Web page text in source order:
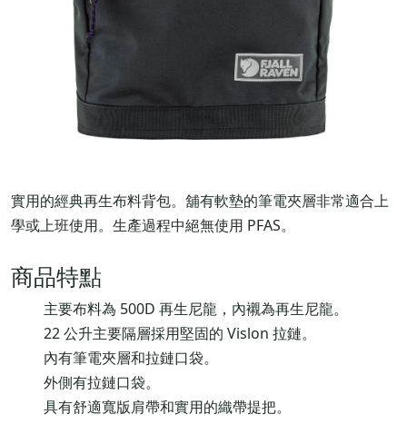
實用的經典再生布料背包。舖有軟墊的筆電夾層非常適合上
學或上班使用。生產過程中絕無使用 PFAS。
商品特點
主要布料為 500D 再生尼龍，內襯為再生尼龍。
22 公升主要隔層採用堅固的 Vislon 拉鏈。
內有筆電夾層和拉鏈口袋。
外側有拉鏈口袋。
具有舒適寬版肩帶和實用的織帶提把。